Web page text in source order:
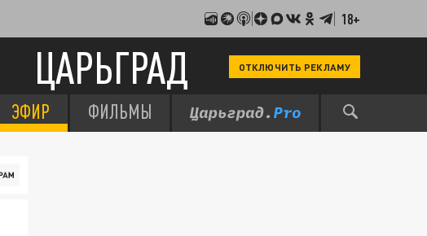
18+
ЦАРЬГРАД ОТКЛЮЧИТЬ РЕКЛАМУ
ЭФИР ФИЛЬМЫ